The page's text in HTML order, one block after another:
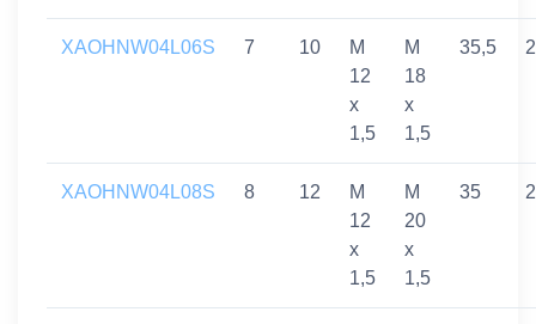
XAOHNW04L06S 7 10
M
12
x
1,5
M
18
x
1,5
35,5
XAOHNW04L08S 8 12
M
12
x
1,5
M
20
x
1,5
35